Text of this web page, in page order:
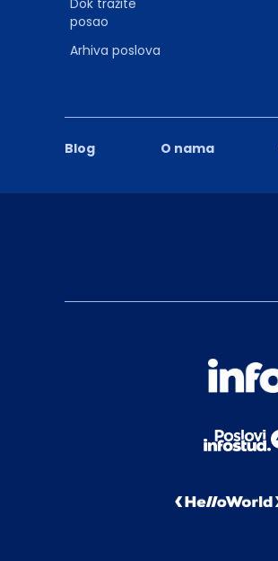
Blog O nama
Dok tražite
posao
Arhiva poslova